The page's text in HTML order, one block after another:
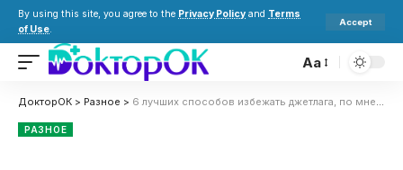
By using this site, you agree to the Privacy Policy and Terms
of Use.
Accept
Aa
ДокторОК > Разное > 6 лучших способов избежать джетлага, по мнению экспертов
РАЗНОЕ